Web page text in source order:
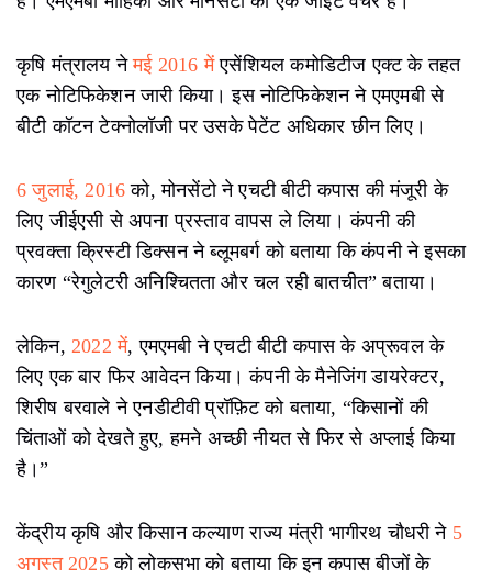
कृषि मंत्रालय नेमई 2016 मेंएसेंशियल कमोडिटीज एक्ट के तहत
एक नोटिफिकेशन जारी किया। इस नोटिफिकेशन ने एमएमबी से
बीटी कॉटन टेक्नोलॉजी पर उसके पेटेंट अधिकार छीन लिए।
6 जुलाई, 2016 को, मोनसेंटो ने एचटी बीटी कपास की मंजूरी के
लिए जीईएसी से अपना प्रस्ताव वापस ले लिया। कंपनी की
प्रवक्ता क्रिस्टी डिक्सन ने ब्लूमबर्ग को बताया कि कंपनी ने इसका
कारण “रेगुलेटरी अनिश्चितता और चल रही बातचीत” बताया।
लेकिन, 2022 में, एमएमबी ने एचटी बीटी कपास के अप्रूवल के
लिए एक बार फिर आवेदन किया। कंपनी के मैनेजिंग डायरेक्टर,
शिरीष बरवाले ने एनडीटीवी प्रॉफ़िट को बताया, “किसानों की
चिंताओं को देखते हुए, हमने अच्छी नीयत से फिर से अप्लाई किया
है।”
केंद्रीय कृषि और किसान कल्याण राज्य मंत्री भागीरथ चौधरी ने 5
अगस्त 2025को लोकसभा को बताया कि इन कपास बीजों के